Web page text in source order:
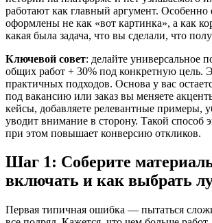
работают как главный аргумент. Особенно
оформлены не как «вот картинка», а как
какая была задача, что вы сделали, что
Ключевой совет: делайте универсальное
общих работ + 30% под конкретную цель.
практичных подходов. Основа у вас
под вакансию или заказ вы меняете
кейсы, добавляете релевантные примеры,
уводит внимание в сторону. Такой способ
при этом повышает конверсию откликов.
Шаг 1: Соберите
включать и как выбрать
Первая типичная ошибка — пытаться